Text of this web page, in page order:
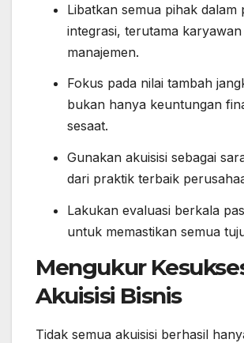
Libatkan semua pihak dalam
integrasi, terutama
manajemen.
Fokus pada nilai tambah
bukan hanya keuntungan
sesaat.
Gunakan akuisisi sebagai
dari praktik terbaik
Lakukan evaluasi berkala
untuk memastikan semua
Mengukur
Akuisisi Bisnis
Tidak semua akuisisi berhasil